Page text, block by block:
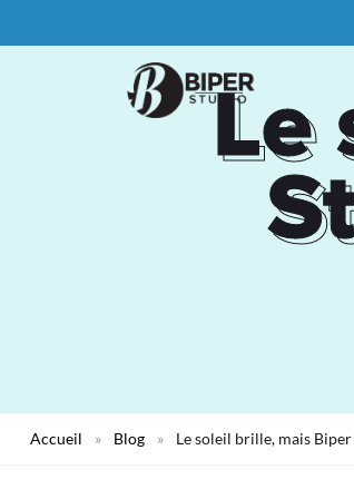
Le
Le
Accueil » Blog » Le soleil brille, mais